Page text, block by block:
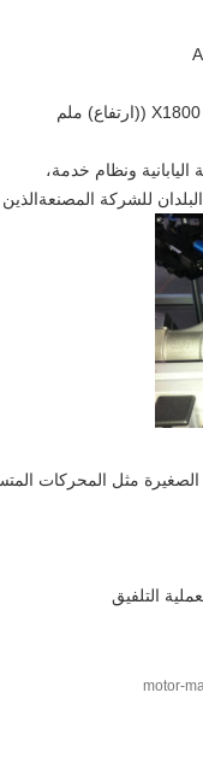
للشركة المصنعة
مثل المحركات
التلفيق